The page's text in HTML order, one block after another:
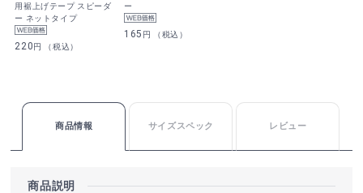
用裾上げテープ スピーダ
ー ネットタイプ
220円 （税込）
ー
165 円 （税込）
商品情報 サイズスペック レビュー
商品説明